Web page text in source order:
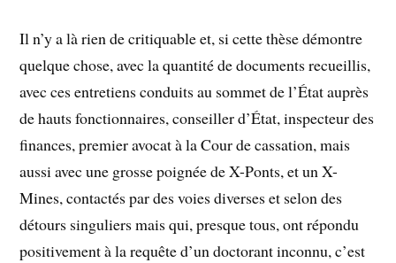
Il n’y a là rien de critiquable et, si cette thèse démontre
quelque chose, avec la quantité de documents recueillis,
avec ces entretiens conduits au sommet de l’État auprès
de hauts fonctionnaires, conseiller d’État, inspecteur des
finances, premier avocat à la Cour de cassation, mais
aussi avec une grosse poignée de X-Ponts, et un X-
Mines, contactés par des voies diverses et selon des
détours singuliers mais qui, presque tous, ont répondu
positivement à la requête d’un doctorant inconnu, c’est